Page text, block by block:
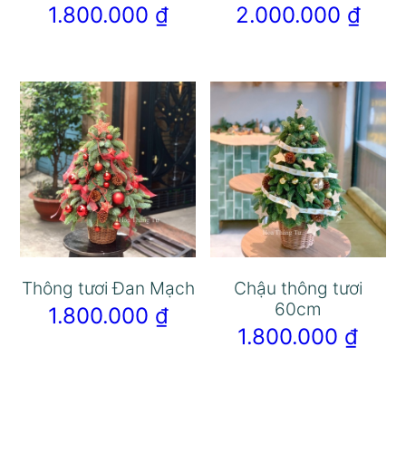
1.800.000 ₫ 2.000.000 ₫
Thông tươi Đan Mạch
1.800.000 ₫
Chậu thông tươi
60cm
1.800.000 ₫